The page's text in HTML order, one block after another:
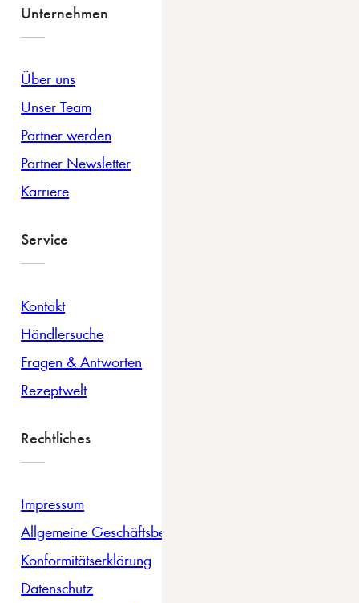
Unternehmen
Über uns
Unser Team
Partner werden
Partner Newsletter
Karriere
Service
Kontakt
Händlersuche
Fragen & Antworten
Rezeptwelt
Rechtliches
Impressum
Allgemeine Geschäftsbedingungen
Konformitätserklärung
Datenschutz